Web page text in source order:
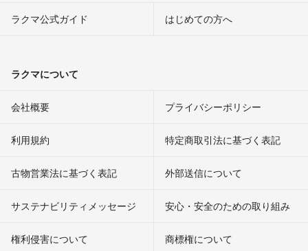
ラクマ公式ガイド はじめての方へ
ラクマについて
会社概要 プライバシーポリシー
利用規約 特定商取引法に基づく表記
古物営業法に基づく表記 外部送信について
サステナビリティメッセージ 安心・安全のための取り組み
権利侵害について
商標権について